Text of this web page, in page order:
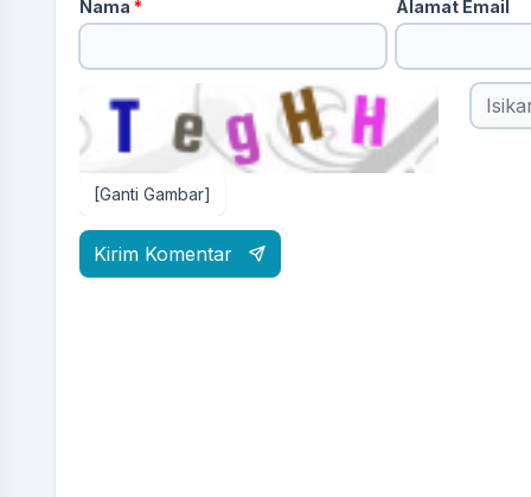
Nama * Alamat Email
[Ganti Gambar]
Kirim Komentar